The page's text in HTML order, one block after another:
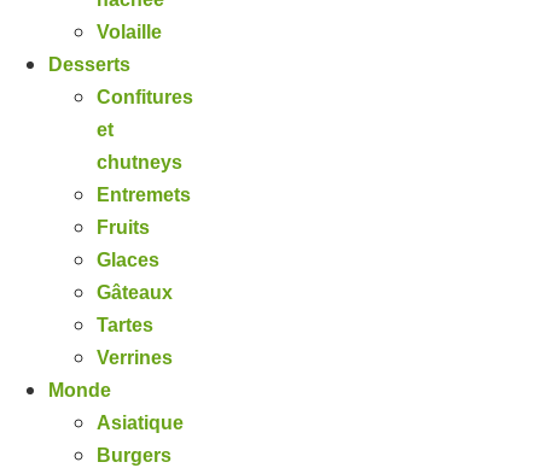
Volaille
Desserts
Confitures
et
chutneys
Entremets
Fruits
Glaces
Gâteaux
Tartes
Verrines
Monde
Asiatique
Burgers